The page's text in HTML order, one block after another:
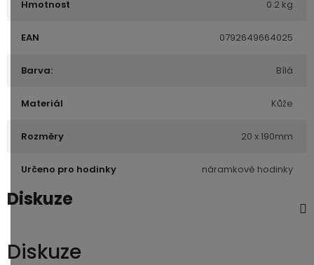
Hmotnost 0.2 kg
EAN 0792649664025
Barva: Bílá
Materiál Kůže
Rozměry 20 x 190mm
Určeno pro hodinky náramkové hodinky
Diskuze
Diskuze